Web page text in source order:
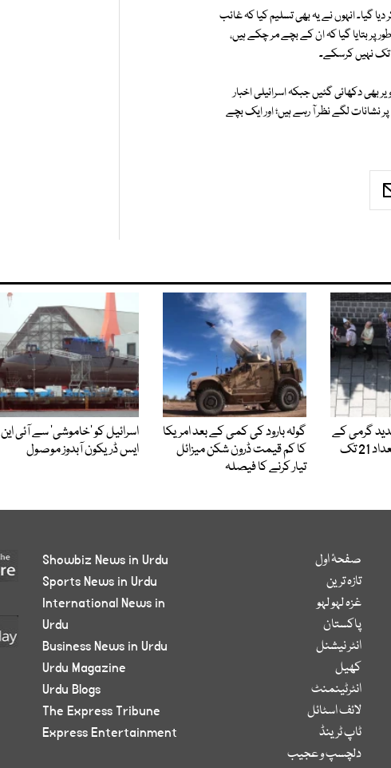
گیا۔ انہوں نے یہ بھی تسلیم کیا کہ غائب
پر بتایا گیا کہ ان کے بچے مر چکے ہیں،
تک نہیں کرسکے۔
بھی دکھائی گئیں جبکہ اسرائیلی اخبار
لگے نظر آ رہے ہیں؛ اور ایک بچے
گرمی کے
باعث ہلاکتوں کی تعداد 21 تک
گولہ بارود کی کمی کے بعد امریکا
کا کم قیمت ڈرون شکن میزائل
تیار کرنے کا فیصلہ
اسرائیل کو ’خاموشی‘ سے آئی این
ایس ڈریکون آبدوز موصول
صفحۂ اول
تازہ ترین
غزہ لہو لہو
پاکستان
انٹر نیشنل
کھیل
انٹرٹینمنٹ
لائف اسٹائل
ٹاپ ٹرینڈ
دلچسپ و عجیب
Showbiz News in Urdu
Sports News in Urdu
International News in
Urdu
Business News in Urdu
Urdu Magazine
Urdu Blogs
The Express Tribune
Express Entertainment